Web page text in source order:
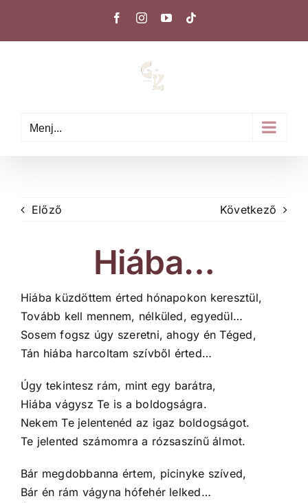
FacebookInstagramYouTube
Menj...
Előző Következő
Hiába…
Hiába küzdöttem érted hónapokon keresztül,
Tovább kell mennem, nélküled, egyedül…
Sosem fogsz úgy szeretni, ahogy én Téged,
Tán hiába harcoltam szívből érted…
Úgy tekintesz rám, mint egy barátra,
Hiába vágysz Te is a boldogságra.
Nekem Te jelentenéd az igaz boldogságot.
Te jelented számomra a rózsaszínű álmot.
Bár megdobbanna értem, picinyke szíved,
Bár én rám vágyna hófehér lelked…